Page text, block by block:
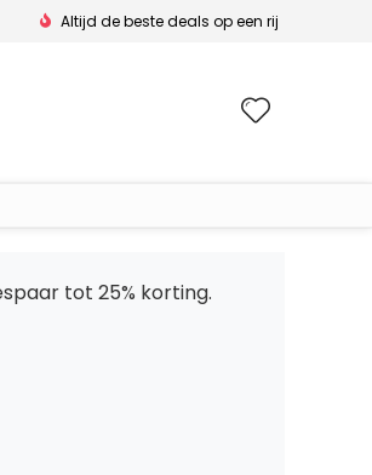
Altijd de beste deals op een rij
tot 25% korting.